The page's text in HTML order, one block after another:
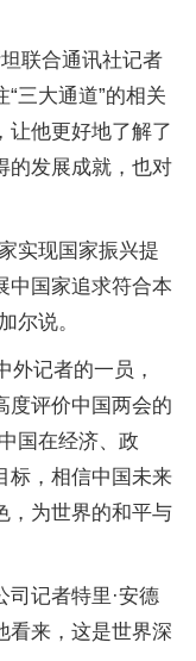
联合通讯社记者
三大通道”的相关
让他更好地了解了
的发展成就，也对
实现国家振兴提
中国家追求符合本
尔说。
外记者的一员，
度评价中国两会的
国在经济、政
标，相信中国未来
，为世界的和平与
司记者特里·安德
看来，这是世界深